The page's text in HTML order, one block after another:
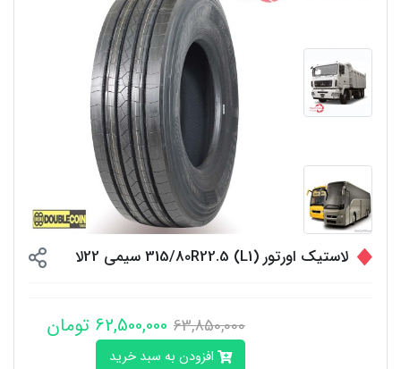
لاستیک اورتور 315/80R22.5 (L1) سیمی 22لا
63,850,000 62,500,000 تومان
افزودن به سبد خرید